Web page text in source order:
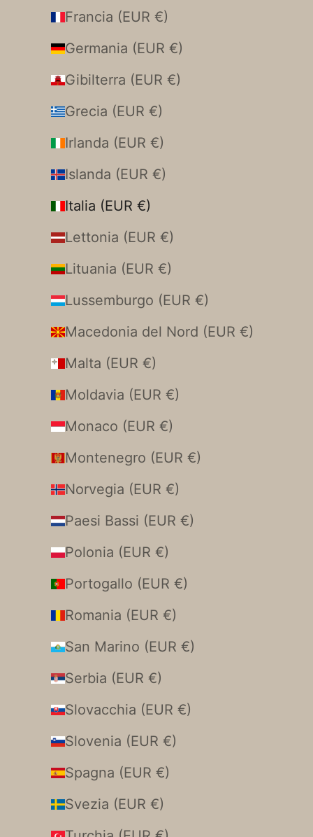
Francia (EUR €)
Germania (EUR €)
Gibilterra (EUR €)
Grecia (EUR €)
Irlanda (EUR €)
Islanda (EUR €)
Italia (EUR €)
Lettonia (EUR €)
Lituania (EUR €)
Lussemburgo (EUR €)
Macedonia del Nord (EUR €)
Malta (EUR €)
Moldavia (EUR €)
Monaco (EUR €)
Montenegro (EUR €)
Norvegia (EUR €)
Paesi Bassi (EUR €)
Polonia (EUR €)
Portogallo (EUR €)
Romania (EUR €)
San Marino (EUR €)
Serbia (EUR €)
Slovacchia (EUR €)
Slovenia (EUR €)
Spagna (EUR €)
Svezia (EUR €)